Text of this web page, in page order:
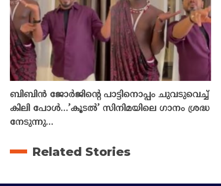
ബിബിൻ ജോർജിന്റെ പാട്ടിനൊപ്പം ചുവടുവെച്ച്
കിലി പോൾ…’കൂടൽ’ സിനിമയിലെ ഗാനം ശ്രദ്ധ
നേടുന്നു…
Related Stories